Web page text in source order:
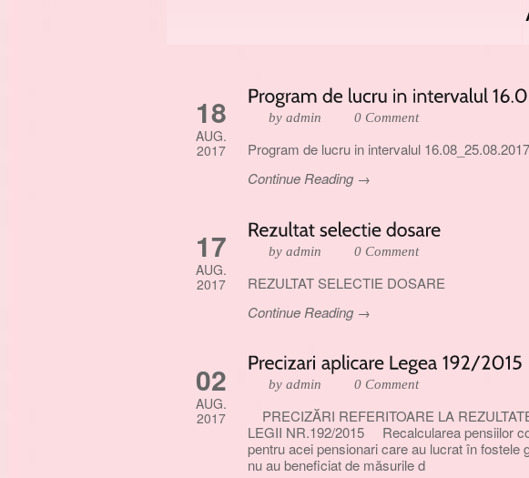
18
AUG.
2017
by admin 0 Comment
Program de lucru in intervalul 16.08_25.08.2017
Continue Reading →
17
AUG.
2017
by admin 0 Comment
REZULTAT SELECTIE DOSARE
Continue Reading →
02
AUG.
2017
by admin 0 Comment
PRECIZĂRI REFERITOARE LA
LEGII NR.192/2015 Recalcularea pensiilor
pentru acei pensionari care au lucrat în
nu au beneficiat de măsurile d